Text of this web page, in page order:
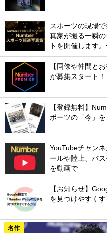
スポーツの現場
真家が撮る一瞬
トを開催します
【同僚や仲間と
が募集スタート！
【登録無料】
ポーツの「今」を
YouTubeチャン
ールや陸上、バ
を動画で
【お知らせ】
を見つけやすく
名作